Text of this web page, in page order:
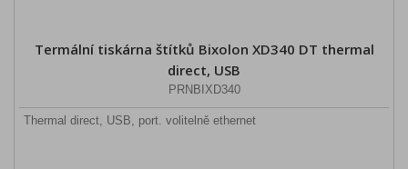
Termální tiskárna štítků Bixolon XD340 DT thermal
direct, USB
PRNBIXD340
Thermal direct, USB, port. volitelně ethernet